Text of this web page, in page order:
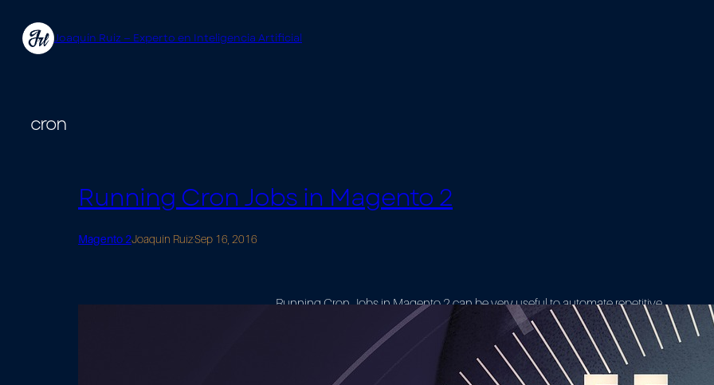
Joaquín Ruiz — Experto en Inteligencia Artificial
cron
Running Cron Jobs in Magento 2
Magento 2Joaquín Ruiz·Sep 16, 2016
Running Cron Jobs in Magento 2 can be very useful to automate repetitive
tasks. A cron is a Linux utility which schedules a command or script on your
server to run automatically at a specified time and date.